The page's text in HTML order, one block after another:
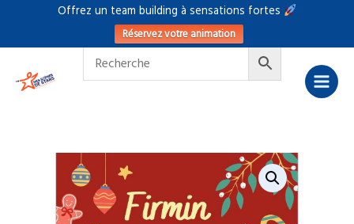
Offrez un team building à sensations fortes
Réservez votre animation
contenu